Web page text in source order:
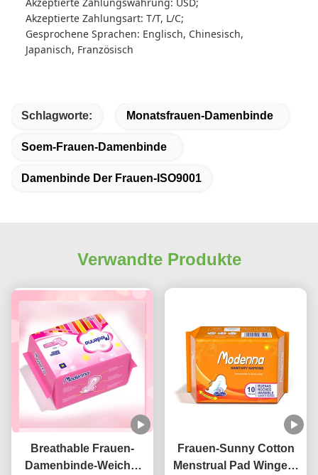
Akzeptierte Zahlungsart: T/T, L/C;
Gesprochene Sprachen: Englisch, Chinesisch,
Japanisch, Französisch
Schlagworte: Monatsfrauen-Damenbinde
Soem-Frauen-Damenbinde
Damenbinde Der Frauen-ISO9001
Verwandte Produkte
Breathable Frauen-
Damenbinde-Weiche-
Frauen-Sunny Cotton
Menstrual Pad Winged-